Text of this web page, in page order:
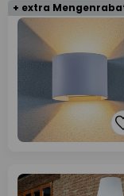
+ extra